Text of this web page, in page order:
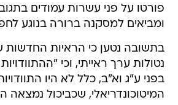
פורטו על פני עשרות עמודים
ומביאים למסקנה ברורה בנוגע
בתשובה נטען כי הראיות
נטולות ערך ראייתי, וכי
המיטוכונדריאלי, שכביכול נמצאה